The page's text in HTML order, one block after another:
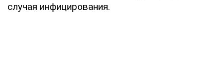
случая инфицирования.